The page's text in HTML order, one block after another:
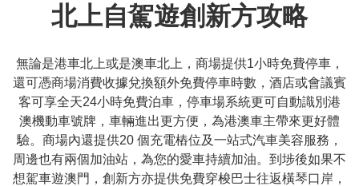
北上自駕遊創新方攻略
無論是港車北上或是澳車北上，商場提供1小時免費停車，
還可憑商場消費收據兌換額外免費停車時數，酒店或會議賓
客可享全天24小時免費泊車，停車場系統更可自動識別港
澳機動車號牌，車輛進出更方便，為港澳車主帶來更好體
驗。商場內還提供20 個充電樁位及一站式汽車美容服務，
周邊也有兩個加油站，為您的愛車持續加油。到埗後如果不
想駕車遊澳門，創新方亦提供免費穿梭巴士往返橫琴口岸，